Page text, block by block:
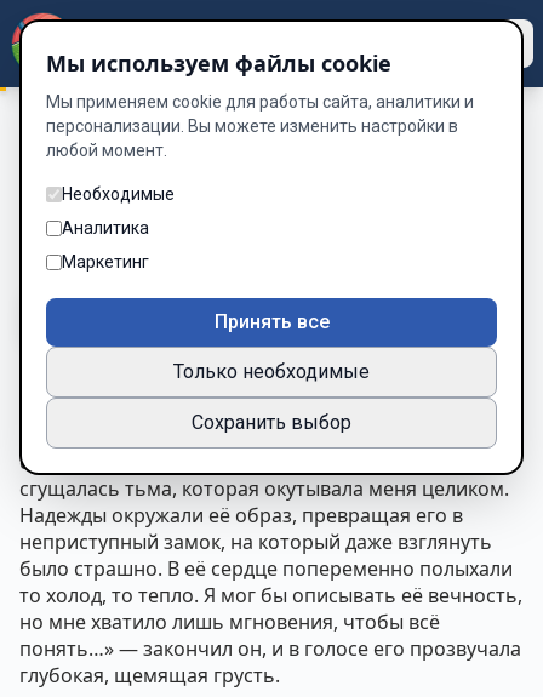
Цена тишины / Цена тишины
Цена тишины
Глава 1 из 1
Шрифт
«…Она сияла, подобно звезде в бездонном небе. Её
улыбка согревала, словно мягкие лучи утреннего
солнца. В её глазах одновременно пылал огонь и
сгущалась тьма, которая окутывала меня целиком.
Надежды окружали её образ, превращая его в
неприступный замок, на который даже взглянуть
было страшно. В её сердце попеременно полыхали
то холод, то тепло. Я мог бы описывать её вечность,
но мне хватило лишь мгновения, чтобы всё
понять…» — закончил он, и в голосе его прозвучала
глубокая, щемящая грусть.
Мы используем файлы cookie
Мы применяем cookie для работы сайта, аналитики и
персонализации. Вы можете изменить настройки в
любой момент.
Необходимые
Аналитика
Маркетинг
Принять все
Только необходимые
Сохранить выбор